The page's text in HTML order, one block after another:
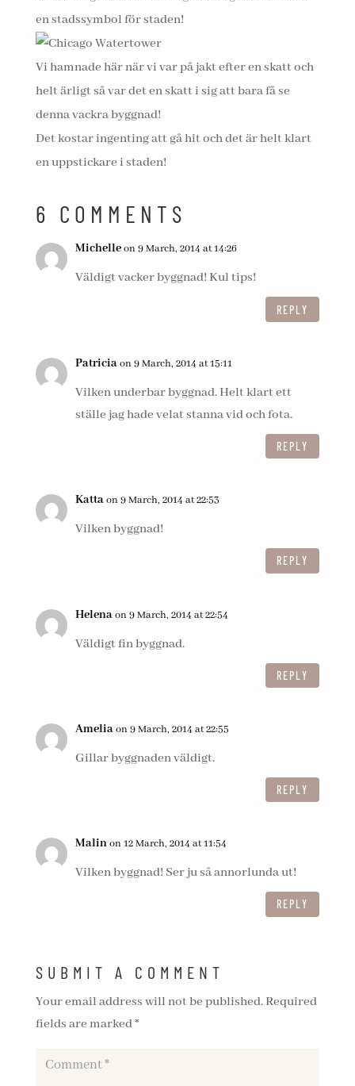
en stadssymbol för staden!
Vi hamnade här när vi var på jakt efter en skatt och
helt ärligt så var det en skatt i sig att bara få se
denna vackra byggnad!
Det kostar ingenting att gå hit och det är helt klart
en uppstickare i staden!
6 COMMENTS
Michelleon 9 March, 2014 at 14:26
Väldigt vacker byggnad! Kul tips!
REPLY
Patriciaon 9 March, 2014 at 15:11
Vilken underbar byggnad. Helt klart ett
ställe jag hade velat stanna vid och fota.
REPLY
Kattaon 9 March, 2014 at 22:53
Vilken byggnad!
REPLY
Helenaon 9 March, 2014 at 22:54
Väldigt fin byggnad.
REPLY
Ameliaon 9 March, 2014 at 22:55
Gillar byggnaden väldigt.
REPLY
Malinon 12 March, 2014 at 11:54
Vilken byggnad! Ser ju så annorlunda ut!
REPLY
SUBMIT A COMMENT
Your email address will not be published.Required
fields are marked*